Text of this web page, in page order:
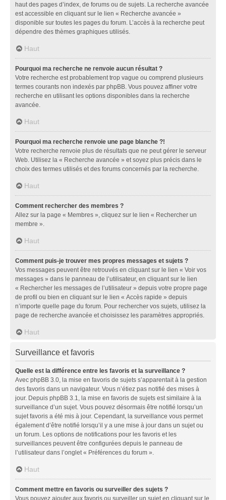
haut des pages d’index, de forums ou de sujets. La recherche avancée
est accessible en cliquant sur le lien « Recherche avancée »
disponible sur toutes les pages du forum. L’accès à la recherche peut
dépendre des thèmes graphiques utilisés.
Haut
Pourquoi ma recherche ne renvoie aucun résultat ?
Votre recherche est probablement trop vague ou comprend plusieurs
termes courants non indexés par phpBB. Vous pouvez affiner votre
recherche en utilisant les options disponibles dans la recherche
avancée.
Haut
Pourquoi ma recherche renvoie une page blanche ?!
Votre recherche renvoie plus de résultats que ne peut gérer le serveur
Web. Utilisez la « Recherche avancée » et soyez plus précis dans le
choix des termes utilisés et des forums concernés par la recherche.
Haut
Comment rechercher des membres ?
Allez sur la page « Membres », cliquez sur le lien « Rechercher un
membre ».
Haut
Comment puis-je trouver mes propres messages et sujets ?
Vos messages peuvent être retrouvés en cliquant sur le lien « Voir vos
messages » dans le panneau de l’utilisateur, en cliquant sur le lien
« Rechercher les messages de l’utilisateur » depuis votre propre page
de profil ou bien en cliquant sur le lien « Accès rapide » depuis
n’importe quelle page du forum. Pour rechercher vos sujets, utilisez la
page de recherche avancée et choisissez les paramètres appropriés.
Haut
Surveillance et favoris
Quelle est la différence entre les favoris et la surveillance ?
Avec phpBB 3.0, la mise en favoris de sujets s’apparentait à la gestion
des favoris dans un navigateur. Vous n’étiez pas notifié des mises à
jour. Depuis phpBB 3.1, la mise en favoris de sujets est similaire à la
surveillance d’un sujet. Vous pouvez désormais être notifié lorsqu’un
sujet favoris a été mis à jour. Cependant, la surveillance vous permet
également d’être notifié lorsqu’il y a une mise à jour dans un sujet ou
un forum. Les options de notifications pour les favoris et les
surveillances peuvent être configurées depuis le panneau de
l’utilisateur dans l’onglet « Préférences du forum ».
Haut
Comment mettre en favoris ou surveiller des sujets ?
Vous pouvez ajouter aux favoris ou surveiller un sujet en cliquant sur le